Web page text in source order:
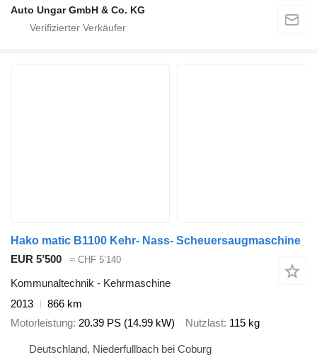
Auto Ungar GmbH & Co. KG
Hako matic B1100 Kehr- Nass- Scheuersaugmaschine
EUR 5’500
≈ CHF 5’140
Kommunaltechnik - Kehrmaschine
2013
866 km
Motorleistung 20.39 PS (14.99 kW) Nutzlast 115 kg
Deutschland, Niederfullbach bei Coburg